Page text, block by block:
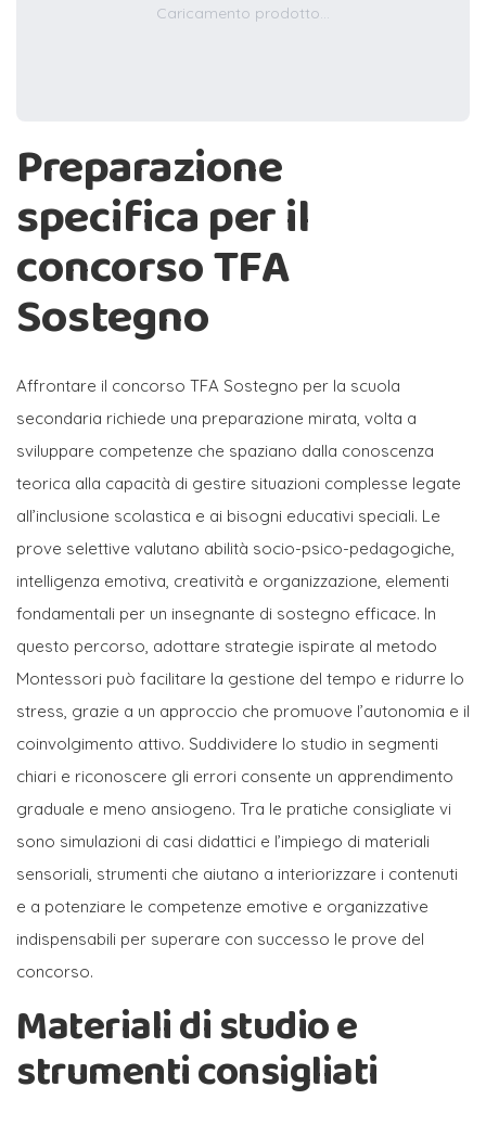
Caricamento prodotto...
Preparazione
specifica per il
concorso TFA
Sostegno
Affrontare il concorso TFA Sostegno per la scuola
secondaria richiede una preparazione mirata, volta a
sviluppare competenze che spaziano dalla conoscenza
teorica alla capacità di gestire situazioni complesse legate
all’inclusione scolastica e ai bisogni educativi speciali. Le
prove selettive valutano abilità socio-psico-pedagogiche,
intelligenza emotiva, creatività e organizzazione, elementi
fondamentali per un insegnante di sostegno efficace. In
questo percorso, adottare strategie ispirate al metodo
Montessori può facilitare la gestione del tempo e ridurre lo
stress, grazie a un approccio che promuove l’autonomia e il
coinvolgimento attivo. Suddividere lo studio in segmenti
chiari e riconoscere gli errori consente un apprendimento
graduale e meno ansiogeno. Tra le pratiche consigliate vi
sono simulazioni di casi didattici e l’impiego di materiali
sensoriali, strumenti che aiutano a interiorizzare i contenuti
e a potenziare le competenze emotive e organizzative
indispensabili per superare con successo le prove del
concorso.
Materiali di studio e
strumenti consigliati